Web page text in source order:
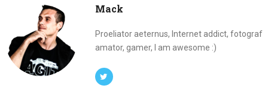
Mack
Proeliator aeternus, Internet addict, fotograf
amator, gamer, I am awesome :)